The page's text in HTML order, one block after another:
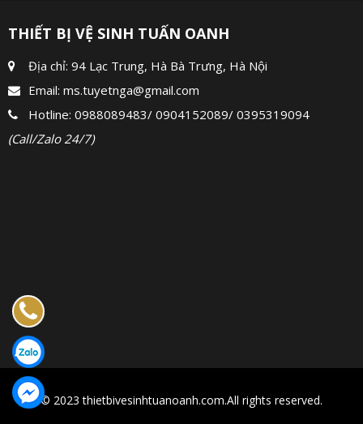
THIẾT BỊ VỆ SINH TUẤN OANH
Địa chỉ: 94 Lạc Trung, Hà Bà Trưng, Hà Nội
Email: ms.tuyetnga@gmail.com
Hotline: 0988089483/ 0904152089/ 0395319094
(Call/Zalo 24/7)
© 2023 thietbivesinhtuanoanh.com.All rights reserved.